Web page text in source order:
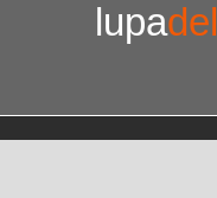
lupadel